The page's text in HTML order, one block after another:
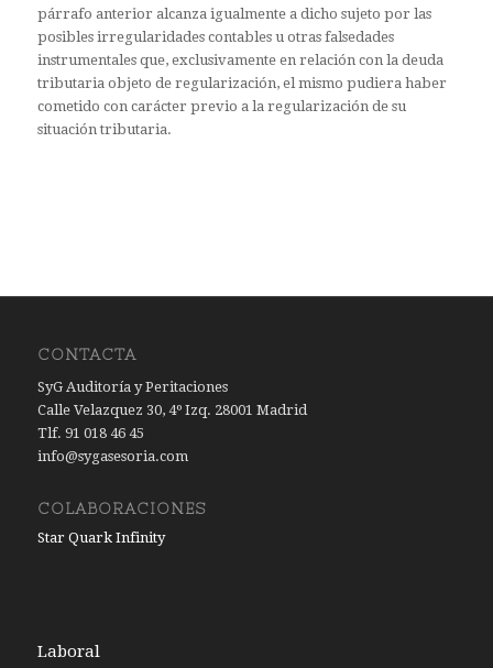
párrafo anterior alcanza igualmente a dicho sujeto por las
posibles irregularidades contables u otras falsedades
instrumentales que, exclusivamente en relación con la deuda
tributaria objeto de regularización, el mismo pudiera haber
cometido con carácter previo a la regularización de su
situación tributaria.
CONTACTA
SyG Auditoría y Peritaciones
Calle Velazquez 30, 4º Izq. 28001 Madrid
Tlf. 91 018 46 45
info@sygasesoria.com
COLABORACIONES
Star Quark Infinity
Laboral